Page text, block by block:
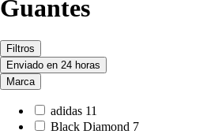
Guantes
Filtros
Enviado en 24 horas
Marca
adidas 11
Black Diamond 7